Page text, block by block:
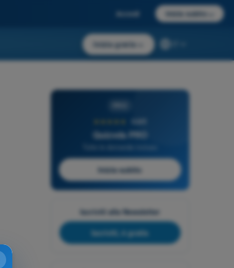
Accedi Inizia subito
Inizia gratis
4,6/5
Quizvds PRO
Inizia subito
Iscriviti alla Newsletter
Iscriviti, è gratis